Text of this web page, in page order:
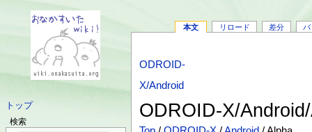
トップ
検索
本文 リロード 差分 バ
ODROID-
X/Android
ODROID-X/